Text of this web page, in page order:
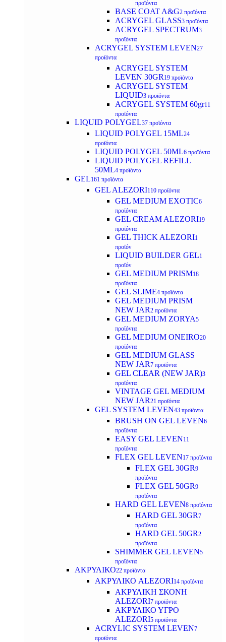
προϊόντα
BASE COAT A&G2 προϊόντα
ACRYGEL GLASS3 προϊόντα
ACRYGEL SPECTRUM3
προϊόντα
ACRYGEL SYSTEM LEVEN27
προϊόντα
ACRYGEL SYSTEM
LEVEN 30GR 19 προϊόντα
ACRYGEL SYSTEM
LIQUID3 προϊόντα
ACRYGEL SYSTEM 60gr11
προϊόντα
LIQUID POLYGEL37 προϊόντα
LIQUID POLYGEL 15ML24
προϊόντα
LIQUID POLYGEL 50ML6 προϊόντα
LIQUID POLYGEL REFILL
50ML4 προϊόντα
GEL161 προϊόντα
GEL ALEZORI110 προϊόντα
GEL MEDIUM EXOTIC6
προϊόντα
GEL CREAM ALEZORI19
προϊόντα
GEL THICK ALEZORI1
προϊόν
LIQUID BUILDER GEL1
προϊόν
GEL MEDIUM PRISM18
προϊόντα
GEL SLIME4 προϊόντα
GEL MEDIUM PRISM
NEW JAR2 προϊόντα
GEL MEDIUM ZORYA5
προϊόντα
GEL MEDIUM ONEIRO20
προϊόντα
GEL MEDIUM GLASS
NEW JAR7 προϊόντα
GEL CLEAR (NEW JAR)3
προϊόντα
VINTAGE GEL MEDIUM
NEW JAR21 προϊόντα
GEL SYSTEM LEVEN43 προϊόντα
BRUSH ON GEL LEVEN6
προϊόντα
EASY GEL LEVEN11
προϊόντα
FLEX GEL LEVEN17 προϊόντα
FLEX GEL 30GR9
προϊόντα
FLEX GEL 50GR9
προϊόντα
HARD GEL LEVEN8 προϊόντα
HARD GEL 30GR7
προϊόντα
HARD GEL 50GR2
προϊόντα
SHIMMER GEL LEVEN5
προϊόντα
ΑΚΡΥΛΙΚΟ22 προϊόντα
ΑΚΡΥΛΙΚΟ ALEZORI14 προϊόντα
ΑΚΡΥΛΙΚΗ ΣΚΟΝΗ
ALEZORI7 προϊόντα
ΑΚΡΥΛΙΚΟ ΥΓΡΟ
ALEZORI5 προϊόντα
ACRYLIC SYSTEM LEVEN7
προϊόντα